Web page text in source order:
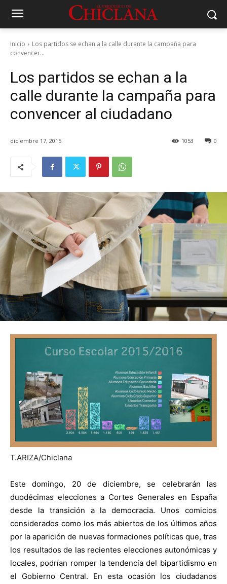
Inicio
Los partidos se echan a la calle durante la campaña para
convencer...
Los partidos se echan a la
calle durante la campaña para
convencer al ciudadano
diciembre 17, 2015 0
1053
T.ARIZA/Chiclana
Este domingo, 20 de diciembre, se celebrarán las
duodécimas elecciones a Cortes Generales en España
desde la transición a la democracia. Unos comicios
considerados como los más abiertos de los últimos años
por la aparición de nuevas formaciones políticas que, tras
los resultados de las recientes elecciones autonómicas y
locales, podrían romper la tendencia del bipartidismo en
el Gobierno Central. En esta ocasión los ciudadanos